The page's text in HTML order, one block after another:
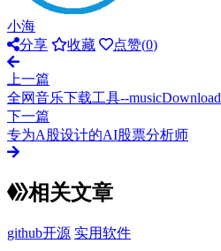
小海
分享
收藏 点赞(0)
上一篇
全网音乐下载工具--musicDownload
下一篇
专为A股设计的AI股票分析师
相关文章
github开源 实用软件